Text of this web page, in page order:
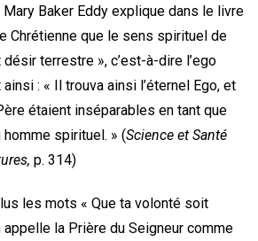
Mary Baker Eddy explique dans le livre
Chrétienne que le sens spirituel de
terrestre », c’est-à-dire l’ego
: « Il trouva ainsi l’éternel Ego, et
étaient inséparables en tant que
spirituel. » (Science et Santé
p. 314)
les mots « Que ta volonté soit
appelle la Prière du Seigneur comme